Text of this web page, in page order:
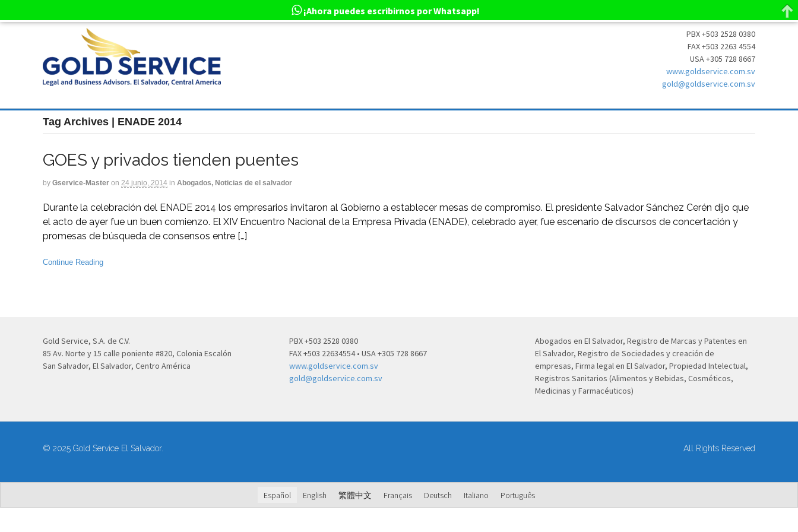
PBX +503 2528 0380
FAX +503 2263 4554
USA +305 728 8667
www.goldservice.com.sv
gold@goldservice.com.sv
Tag Archives | ENADE 2014
GOES y privados tienden puentes
by Gservice-Master on 24 junio, 2014 in Abogados, Noticias de el salvador
Durante la celebración del ENADE 2014 los empresarios invitaron al Gobierno a establecer mesas de compromiso. El presidente Salvador Sánchez Cerén dijo que
el acto de ayer fue un buen comienzo. El XIV Encuentro Nacional de la Empresa Privada (ENADE), celebrado ayer, fue escenario de discursos de concertación y
promesas de búsqueda de consensos entre […]
Continue Reading
Gold Service, S.A. de C.V.
85 Av. Norte y 15 calle poniente #820, Colonia Escalón
San Salvador, El Salvador, Centro América
PBX +503 2528 0380
FAX +503 22634554 • USA +305 728 8667
www.goldservice.com.sv
gold@goldservice.com.sv
Abogados en El Salvador, Registro de Marcas y Patentes en
El Salvador, Registro de Sociedades y creación de
empresas, Firma legal en El Salvador, Propiedad Intelectual,
Registros Sanitarios (Alimentos y Bebidas, Cosméticos,
Medicinas y Farmacéuticos)
© 2025 Gold Service El Salvador. All Rights Reserved
Español English 繁體中文 Français Deutsch Italiano Português
¡Ahora puedes escribirnos por Whatsapp!